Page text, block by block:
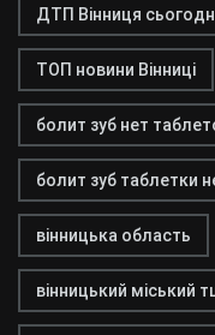
ДТП Вінниця
ТОП новини Вінниці
болит зуб нет
болит зуб таблетки
вінницька область
вінницький міський